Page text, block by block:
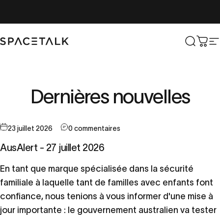
Parler de l'espace
Dernières nouvelles
23 juillet 2026 0 commentaires
AusAlert - 27 juillet 2026
En tant que marque spécialisée dans la sécurité
familiale à laquelle tant de familles avec enfants font
confiance, nous tenions à vous informer d'une mise à
jour importante : le gouvernement australien va tester